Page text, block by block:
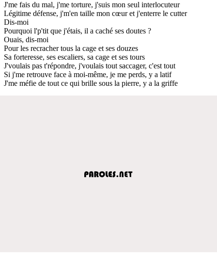
J'me fais du mal, j'me torture, j'suis mon seul interlocuteur
Légitime défense, j'm'en taille mon cœur et j'enterre le cutter
Dis-moi
Pourquoi l'p'tit que j'étais, il a caché ses doutes ?
Ouais, dis-moi
Pour les recracher tous la cage et ses douzes
Sa forteresse, ses escaliers, sa cage et ses tours
J'voulais pas t'répondre, j'voulais tout saccager, c'est tout
Si j'me retrouve face à moi-même, je me perds, y a latif
J'me méfie de tout ce qui brille sous la pierre, y a la griffe